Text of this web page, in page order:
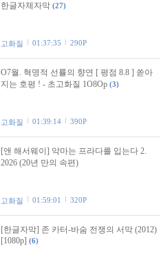
한글자체자막 (27)
고화질 01:37:35 290P
O7월. 혁명적 선률의 향연 [ 평점 8.8 ] 쏟아
지는 호평 ! - 초고화질 1O8Op (3)
고화질 01:39:14 390P
[앤 해서웨이] 악마는 프라다를 입는다 2.
2026 (20년 만의 속편)
고화질 01:59:01 320P
[한글자막] 존 카터-바숨 전쟁의 서막 (2012)
[1080p] (6)